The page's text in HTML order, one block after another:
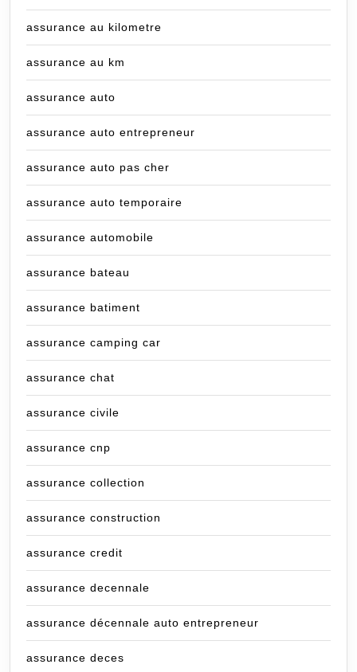
assurance au kilometre
assurance au km
assurance auto
assurance auto entrepreneur
assurance auto pas cher
assurance auto temporaire
assurance automobile
assurance bateau
assurance batiment
assurance camping car
assurance chat
assurance civile
assurance cnp
assurance collection
assurance construction
assurance credit
assurance decennale
assurance décennale auto entrepreneur
assurance deces